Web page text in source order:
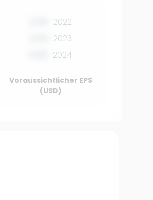
2022
2023
2024
Voraussichtlicher EPS
(USD)